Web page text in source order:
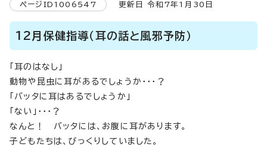
ページID1006547 更新日 令和7年1月30日
12月保健指導（耳の話と風邪予防）
「耳のはなし」
動物や昆虫に耳があるでしょうか・・・？
「バッタに耳はあるでしょうか」
「ない」・・・？
なんと！ バッタには、お腹に耳があります。
子どもたちは、びっくりしていました。